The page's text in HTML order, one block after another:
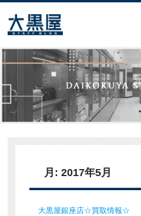
月: 2017年5月
大黒屋銀座店☆買取情報☆